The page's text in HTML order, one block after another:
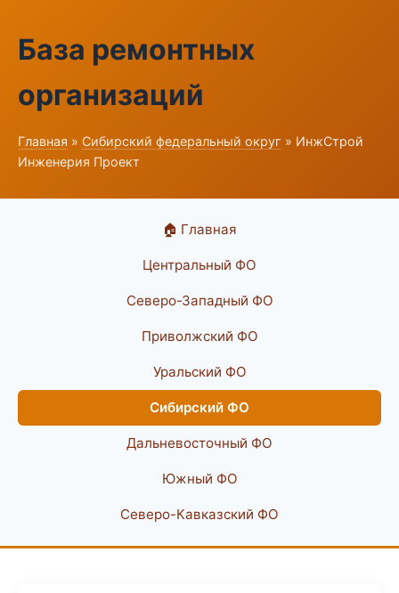
База ремонтных
организаций
Главная » Сибирский федеральный округ » ИнжСтрой
Инженерия Проект
🏠 Главная
Центральный ФО
Северо-Западный ФО
Приволжский ФО
Уральский ФО
Сибирский ФО
Дальневосточный ФО
Южный ФО
Северо-Кавказский ФО